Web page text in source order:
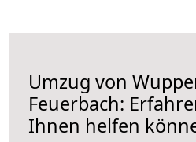
Umzug von
Feuerbach:
Ihnen helfen